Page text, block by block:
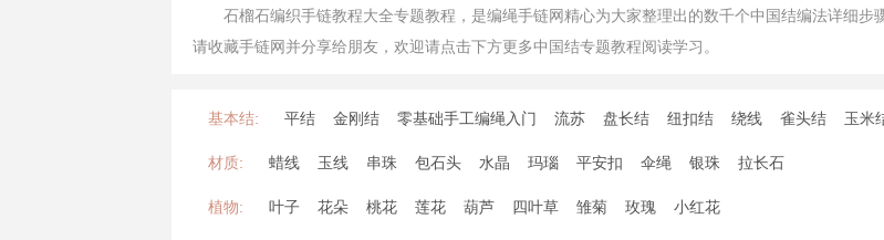
石榴石编织手链教程大全专题教程，是编绳手链网精心为大家整理出的数千个中国结编法详细步
请收藏手链网并分享给朋友，欢迎请点击下方更多中国结专题教程阅读学习。
基本结: 平结 金刚结 零基础手工编绳入门 流苏 盘长结 纽扣结 绕线 雀头结 玉米
材质: 蜡线 玉线 串珠 包石头 水晶 玛瑙 平安扣 伞绳 银珠 拉长石
植物: 叶子 花朵 桃花 莲花 葫芦 四叶草 雏菊 玫瑰 小红花